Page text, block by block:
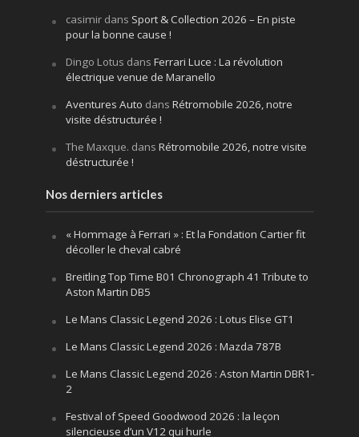
casimirdans Sport & Collection 2026 – En piste
pour la bonne cause !
Dingo Lotus dans Ferrari Luce : La révolution
électrique venue de Maranello
Aventures Auto dans Rétromobile 2026, notre
visite déstructurée !
The Maxque. dans Rétromobile 2026, notre visite
déstructurée !
Nos derniers articles
« Hommage à Ferrari » : Et la Fondation Cartier fit
décoller le cheval cabré
Breitling Top Time B01 Chronograph 41 Tribute to
Aston Martin DB5
Le Mans Classic Legend 2026 : Lotus Elise GT1
Le Mans Classic Legend 2026 : Mazda 787B
Le Mans Classic Legend 2026 : Aston Martin DBR1-
2
Festival of Speed Goodwood 2026 : la leçon
silencieuse d’un V12 qui hurle